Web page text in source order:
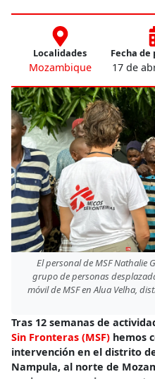
Localidades
Mozambique
Fecha
17 de
El personal de MSF Nathalie
grupo de personas
móvil de MSF en Alua Velha,
Tras 12 semanas de
Sin Fronteras (MSF) hemos
intervención en el distrito
Nampula, al norte de